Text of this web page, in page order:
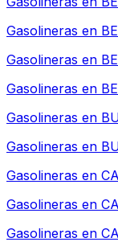
Gasolineras en
Gasolineras en
Gasolineras en
Gasolineras en
Gasolineras en
Gasolineras en
Gasolineras en
Gasolineras en